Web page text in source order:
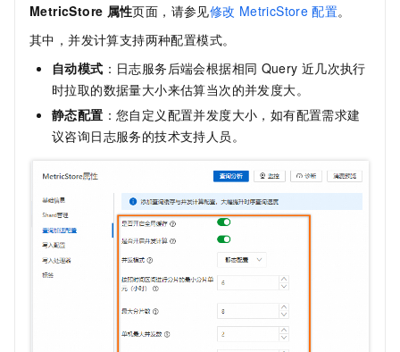
MetricStore 属性页面，请参见修改 MetricStore 配置。
其中，并发计算支持两种配置模式。
自动模式 ：日志服务后端会根据相同 Query 近几次执行
时拉取的数据量大小来估算当次的并发度大。
静态配置 ：您自定义配置并发度大小，如有配置需求建
议咨询日志服务的技术支持人员。